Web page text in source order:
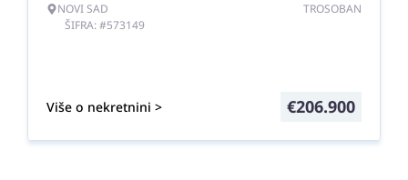
NOVI SAD
ŠIFRA: #573149
TROSOBAN
Više o nekretnini > €206.900